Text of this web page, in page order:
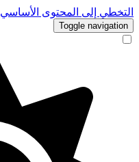
التخطي إلى المحتوى الأساسي
Toggle navigation